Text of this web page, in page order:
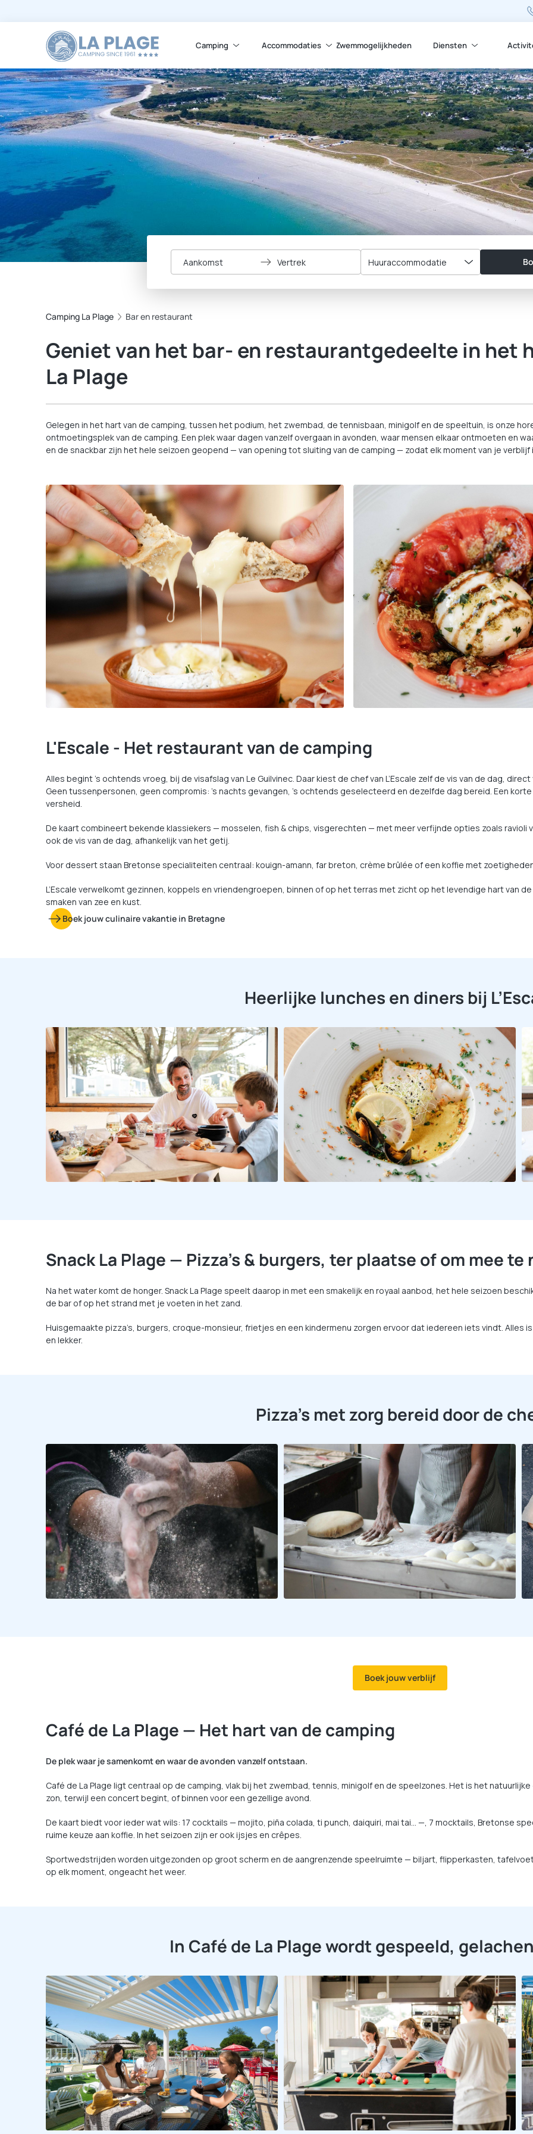
Camping Accommodaties Zwemmogelijkheden Diensten
Aankomst Vertrek Huuraccommodatie
Camping La Plage Bar en restaurant
Geniet van het bar- en restaurantgedeelte in het
La Plage
Gelegen in het hart van de camping, tussen het podium, het zwembad, de tennisbaan, minigolf en de speeltuin, is onze
ontmoetingsplek van de camping. Een plek waar dagen vanzelf overgaan in avonden, waar mensen elkaar ontmoeten en
en de snackbar zijn het hele seizoen geopend — van opening tot sluiting van de camping — zodat elk moment van je
L'Escale - Het restaurant van de camping
Alles begint ’s ochtends vroeg, bij de visafslag van Le Guilvinec. Daar kiest de chef van L’Escale zelf de vis van de dag,
Geen tussenpersonen, geen compromis: ’s nachts gevangen, ’s ochtends geselecteerd en dezelfde dag bereid. Een
versheid.
De kaart combineert bekende klassiekers — mosselen, fish & chips, visgerechten — met meer verfijnde opties zoals ravioli
ook de vis van de dag, afhankelijk van het getij.
Voor dessert staan Bretonse specialiteiten centraal: kouign-amann, far breton, crème brûlée of een koffie met
L’Escale verwelkomt gezinnen, koppels en vriendengroepen, binnen of op het terras met zicht op het levendige hart van
smaken van zee en kust.
Boek jouw culinaire vakantie in Bretagne
Heerlijke lunches en diners bij
Snack La Plage — Pizza’s & burgers, ter plaatse of om mee te
Na het water komt de honger. Snack La Plage speelt daarop in met een smakelijk en royaal aanbod, het hele seizoen
de bar of op het strand met je voeten in het zand.
Huisgemaakte pizza’s, burgers, croque-monsieur, frietjes en een kindermenu zorgen ervoor dat iedereen iets vindt. Alles
en lekker.
Pizza’s met zorg bereid door de
Boek jouw verblijf
Café de La Plage — Het hart van de camping
De plek waar je samenkomt en waar de avonden vanzelf ontstaan.
Café de La Plage ligt centraal op de camping, vlak bij het zwembad, tennis, minigolf en de speelzones. Het is het
zon, terwijl een concert begint, of binnen voor een gezellige avond.
De kaart biedt voor ieder wat wils: 17 cocktails — mojito, piña colada, ti punch, daiquiri, mai tai… —, 7 mocktails, Bretonse
ruime keuze aan koffie. In het seizoen zijn er ook ijsjes en crêpes.
Sportwedstrijden worden uitgezonden op groot scherm en de aangrenzende speelruimte — biljart, flipperkasten,
op elk moment, ongeacht het weer.
In Café de La Plage wordt gespeeld,